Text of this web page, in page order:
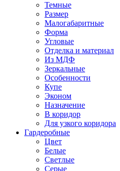
Темные
Размер
Малогабаритные
Форма
Угловые
Отделка и материал
Из МДФ
Зеркальные
Особенности
Купе
Эконом
Назначение
В коридор
Для узкого коридора
Гардеробные
Цвет
Белые
Светлые
Серые